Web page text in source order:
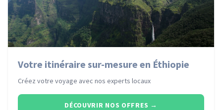
Votre itinéraire sur-mesure en Éthiopie
Créez votre voyage avec nos experts locaux
DÉCOUVRIR NOS OFFRES →